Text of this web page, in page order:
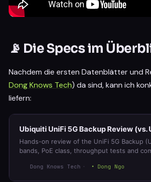
📡 Die Specs im
Nachdem die ersten Datenblätter und
Dong Knows Tech) da sind, kann ich
liefern:
Ubiquiti UniFi 5G Backup Review (vs.
Hands-on review of the UniFi 5G Backup
bands, PoE class, throughput tests and
Dong Knows Tech Dong Ngo